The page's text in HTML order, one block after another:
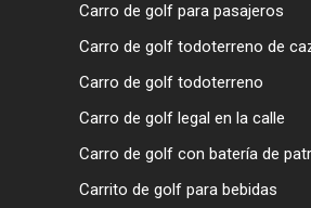
Carro de golf para pasajeros
Carro de golf todoterreno de
Carro de golf todoterreno
Carro de golf legal en la calle
Carro de golf con batería de
Carrito de golf para bebidas